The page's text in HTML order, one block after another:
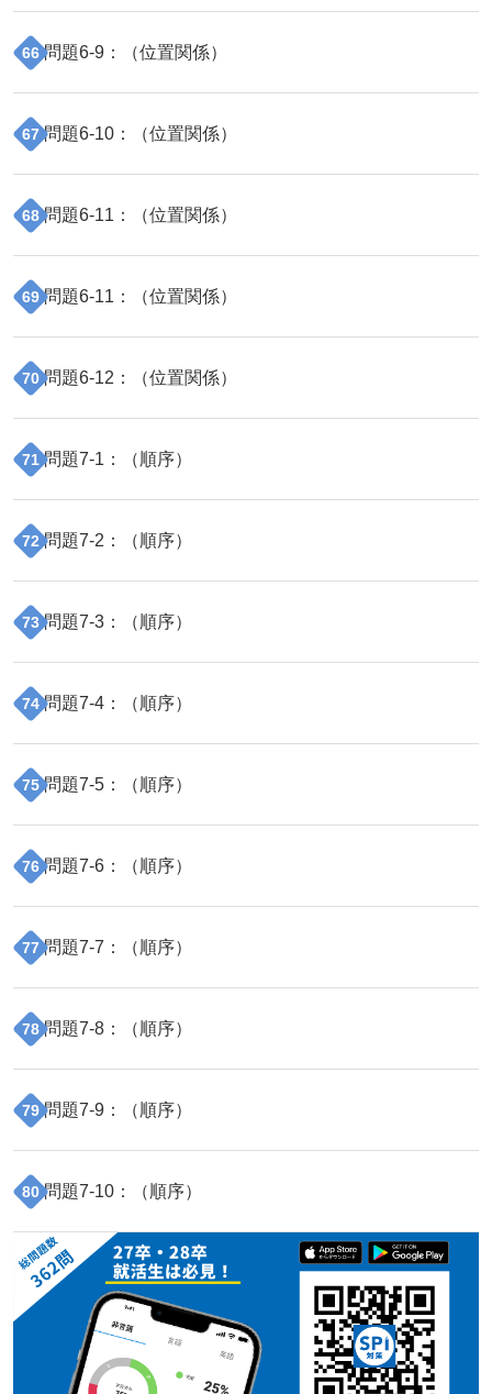
66 問題6-9 ：（位置関係）
67 問題6-10 ：（位置関係）
68 問題6-11 ：（位置関係）
69 問題6-11 ：（位置関係）
70 問題6-12 ：（位置関係）
71 問題7-1 ：（順序）
72 問題7-2 ：（順序）
73 問題7-3 ：（順序）
74 問題7-4 ：（順序）
75 問題7-5 ：（順序）
76 問題7-6 ：（順序）
77 問題7-7 ：（順序）
78 問題7-8 ：（順序）
79 問題7-9 ：（順序）
80 問題7-10 ：（順序）